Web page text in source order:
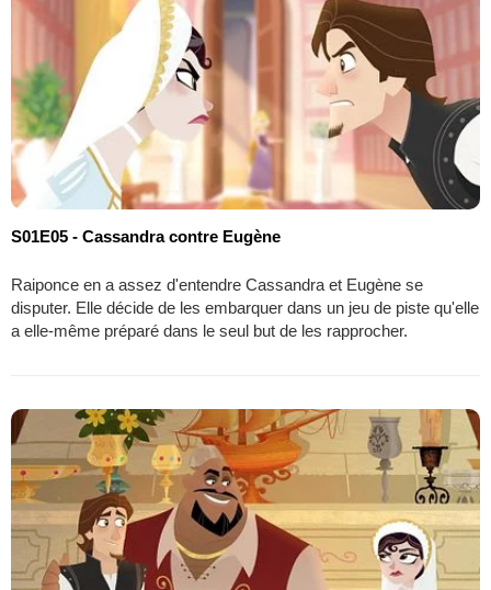
S01E05 - Cassandra contre Eugène
Raiponce en a assez d'entendre Cassandra et Eugène se
disputer. Elle décide de les embarquer dans un jeu de piste qu'elle
a elle-même préparé dans le seul but de les rapprocher.